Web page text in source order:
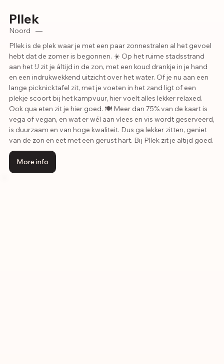
Pllek
Noord
—
Pllek is de plek waar je met een paar zonnestralen al het gevoel
hebt dat de zomer is begonnen. ☀️ Op het ruime stadsstrand
aan het IJ zit je áltijd in de zon, met een koud drankje in je hand
en een indrukwekkend uitzicht over het water. Of je nu aan een
lange picknicktafel zit, met je voeten in het zand ligt of een
plekje scoort bij het kampvuur, hier voelt alles lekker relaxed.
Ook qua eten zit je hier goed. 🍽️ Meer dan 75% van de kaart is
vega of vegan, en wat er wél aan vlees en vis wordt geserveerd,
is duurzaam en van hoge kwaliteit. Dus ga lekker zitten, geniet
van de zon en eet met een gerust hart. Bij Pllek zit je altijd goed.
More info